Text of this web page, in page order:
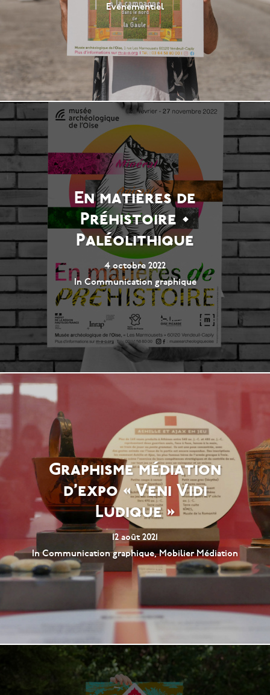
Evénementiel
En matières de
Préhistoire •
Paléolithique
4 octobre 2022
In Communication graphique
Graphisme médiation
d’expo « Veni Vidi
Ludique »
12 août 2021
InCommunication graphique,Mobilier Médiation